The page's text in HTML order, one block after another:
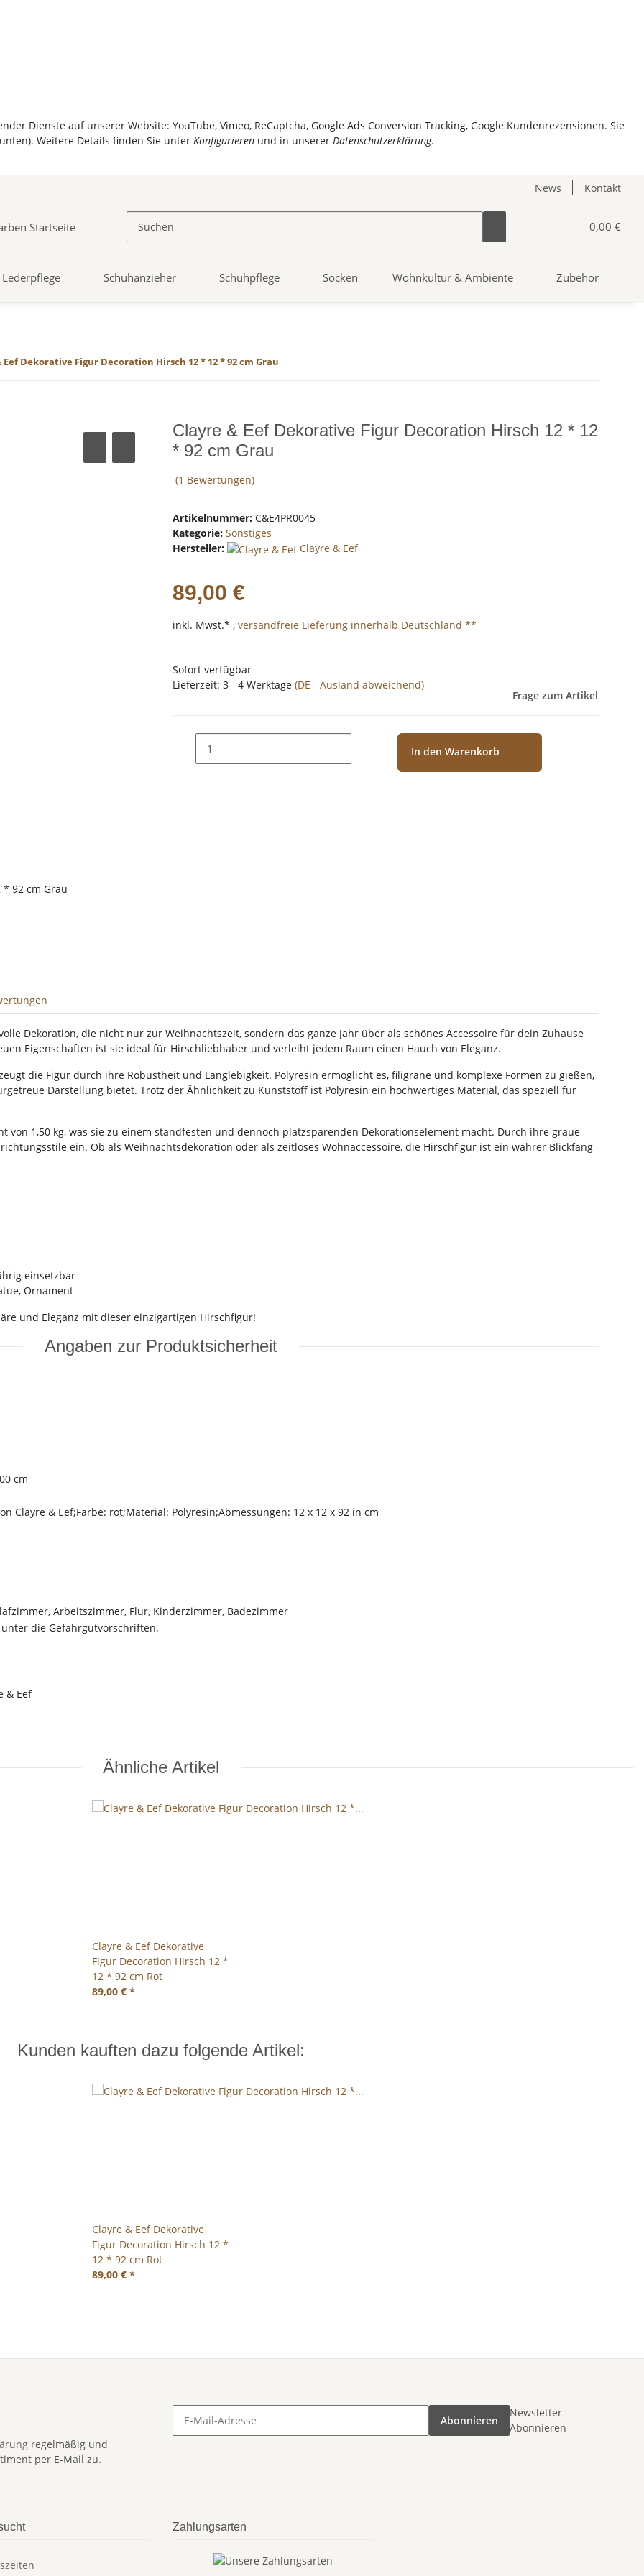
Dienste auf unserer Website: YouTube, Vimeo, ReCaptcha, Google Ads Conversion Tracking, Google Kundenrezensionen. Sie
Weitere Details finden Sie unter Konfigurieren und in unserer Datenschutzerklärung.
News Kontakt
0,00 €
Lederpflege Schuhanzieher Schuhpflege Socken Wohnkultur & Ambiente Zubehör
Eef Dekorative Figur Decoration Hirsch 12 * 12 * 92 cm Grau
Clayre & Eef Dekorative Figur Decoration Hirsch 12 * 12
* 92 cm Grau
(1 Bewertungen)
Artikelnummer: C&E4PR0045
Kategorie: Sonstiges
Hersteller:
Clayre & Eef
89,00 €
inkl. Mwst.* , versandfreie Lieferung innerhalb Deutschland **
Sofort verfügbar
Lieferzeit: 3 - 4 Werktage (DE - Ausland abweichend)
Frage zum Artikel
In den Warenkorb
Dekoration, die nicht nur zur Weihnachtszeit, sondern das ganze Jahr über als schönes Accessoire für dein Zuhause
Eigenschaften ist sie ideal für Hirschliebhaber und verleiht jedem Raum einen Hauch von Eleganz.
die Figur durch ihre Robustheit und Langlebigkeit. Polyresin ermöglicht es, filigrane und komplexe Formen zu gießen,
Darstellung bietet. Trotz der Ähnlichkeit zu Kunststoff ist Polyresin ein hochwertiges Material, das speziell für
von 1,50 kg, was sie zu einem standfesten und dennoch platzsparenden Dekorationselement macht. Durch ihre graue
ein. Ob als Weihnachtsdekoration oder als zeitloses Wohnaccessoire, die Hirschfigur ist ein wahrer Blickfang
einsetzbar
Ornament
und Eleganz mit dieser einzigartigen Hirschfigur!
Angaben zur Produktsicherheit
cm
Clayre & Eef;Farbe: rot;Material: Polyresin;Abmessungen: 12 x 12 x 92 in cm
Arbeitszimmer, Flur, Kinderzimmer, Badezimmer
die Gefahrgutvorschriften.
& Eef
Ähnliche Artikel
Clayre & Eef Dekorative
Figur Decoration Hirsch 12 *
12 * 92 cm Rot
89,00 € *
Kunden kauften dazu folgende Artikel:
Clayre & Eef Dekorative
Figur Decoration Hirsch 12 *
12 * 92 cm Rot
89,00 € *
regelmäßig und
per E-Mail zu.
Abonnieren
Newsletter
Abonnieren
Zahlungsarten